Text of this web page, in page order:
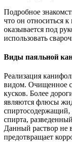
Подробное
что он относиться
оказывается под
использовать
Виды паяльной
Реализация
видом. Очищенное
кусков. Более
являются флюсы
спиртосодержащий,
спирта,
Данный раствор не
предотвращает